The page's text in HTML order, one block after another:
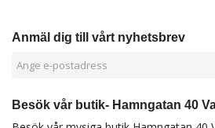
Anmäl dig till vårt nyhetsbrev
Besök vår butik- Hamngatan 40